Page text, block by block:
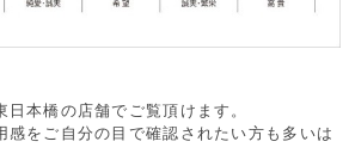
日本橋の店舗でご覧頂けます。
感をご自分の目で確認されたい方も多いは